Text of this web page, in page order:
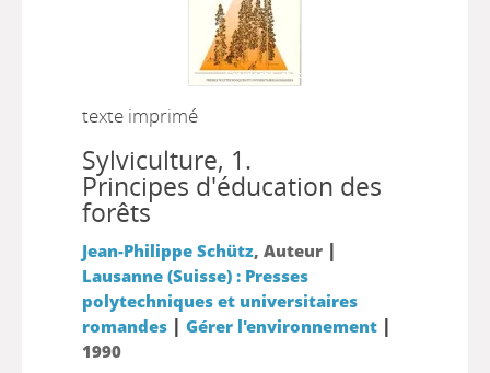
texte imprimé
Sylviculture, 1.
Principes d'éducation des
forêts
Jean-Philippe Schütz, Auteur |
Lausanne (Suisse) : Presses
polytechniques et universitaires
romandes| Gérer l'environnement|
1990